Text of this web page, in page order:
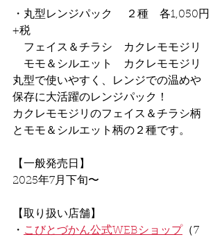
・丸型レンジパック 　２種　各1,050円
+税
フェイス＆チラシ　カクレモモジリ
モモ＆シルエット　カクレモモジリ
丸型で使いやすく、レンジでの温めや
保存に大活躍のレンジパック！
カクレモモジリのフェイス＆チラシ柄
とモモ＆シルエット柄の２種です。
【一般発売日】
2025年7月下旬〜
【取り扱い店舗】
・ こびとづかん公式WEBショップ
（7